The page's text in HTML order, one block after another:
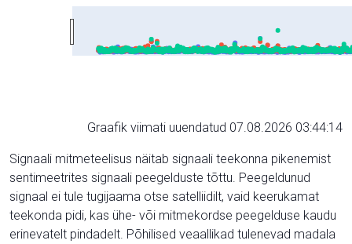
Graafik viimati uuendatud 07.08.2026 03:44:14
Signaali mitmeteelisus näitab signaali teekonna pikenemist
sentimeetrites signaali peegelduste tõttu. Peegeldunud
signaal ei tule tugijaama otse satelliidilt, vaid keerukamat
teekonda pidi, kas ühe- või mitmekordse peegelduse kaudu
erinevatelt pindadelt. Põhilised veaallikad tulenevad madala